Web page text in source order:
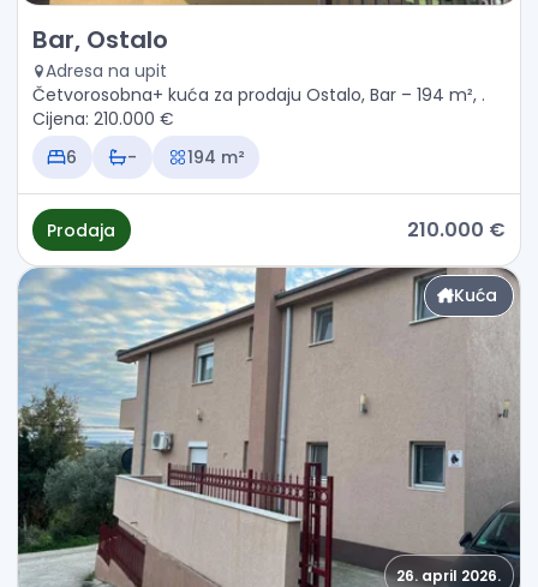
Prodaja - Kuća Bar, Ostalo
Bar, Ostalo
Adresa na upit
Četvorosobna+ kuća za prodaju Ostalo, Bar – 194 m², .
Cijena: 210.000 €
6
- 194 m²
Prodaja 210.000 €
Kuća
26. april 2026.